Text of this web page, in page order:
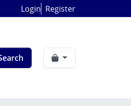
Login Register